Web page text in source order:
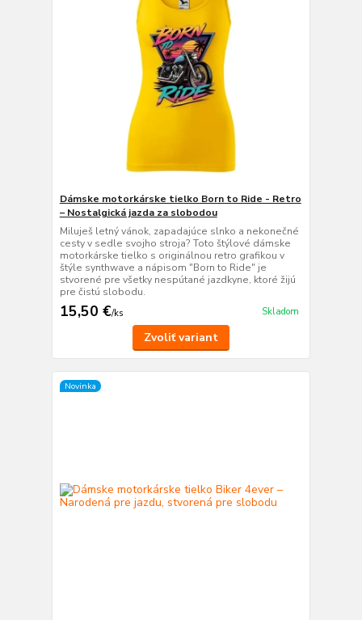
Dámske motorkárske tielko Born to Ride - Retro
– Nostalgická jazda za slobodou
Miluješ letný vánok, zapadajúce slnko a nekonečné
cesty v sedle svojho stroja? Toto štýlové dámske
motorkárske tielko s originálnou retro grafikou v
štýle synthwave a nápisom "Born to Ride" je
stvorené pre všetky nespútané jazdkyne, ktoré žijú
pre čistú slobodu.
15,50 €/ks Skladom
Zvoliť variant
Novinka